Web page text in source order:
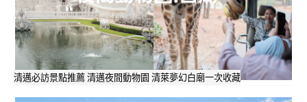
清邁必訪景點推薦 清邁夜間動物園 清萊夢幻白廟一次收藏